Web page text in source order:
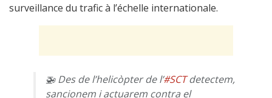
surveillance du trafic à l’échelle internationale.
🚁 Des de l’helicòpter de l’#SCTdetectem,
sancionem i actuarem contra el